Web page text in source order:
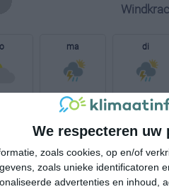
We respecteren uw
zoals cookies, op en/of
zoals unieke identificatoren
advertenties en inhoud,
ma
29° 20°
di
20°
21°C 21°C 24°C
04:00 07:00 10:00